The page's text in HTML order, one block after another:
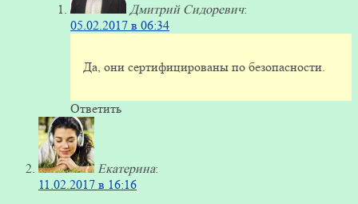
Дмитрий Сидоревич:
05.02.2017 в 06:34
Да, они сертифицированы по безопасности.
Ответить
Екатерина:
11.02.2017 в 16:16